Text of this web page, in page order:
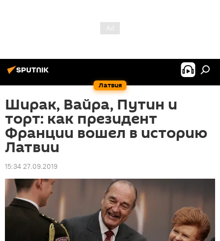
Латвия
Ширак, Вайра, Путин и
торт: как президент
Франции вошел в историю
Латвии
15:34 27.09.2019